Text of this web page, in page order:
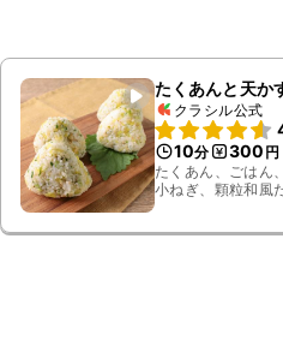
たくあんと天か
クラシル公式
10分 300 円
たくあん、ごはん
小ねぎ、顆粒和風